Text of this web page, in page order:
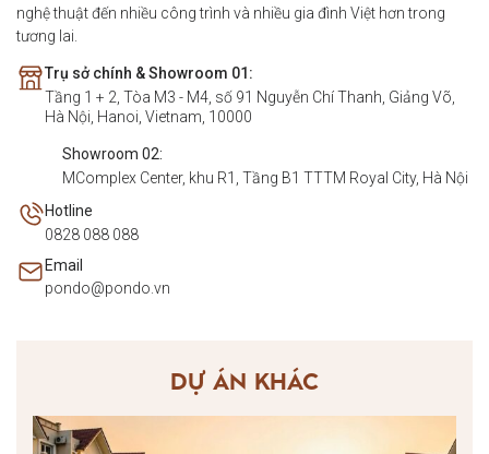
DỰ ÁN KHÁC
nghệ thuật đến nhiều công trình và nhiều gia đình Việt hơn trong
tương lai.
Trụ sở chính & Showroom 01:
Tầng 1 + 2, Tòa M3 - M4, số 91 Nguyễn Chí Thanh, Giảng Võ,
Hà Nội, Hanoi, Vietnam, 10000
Showroom 02:
MComplex Center, khu R1, Tầng B1 TTTM Royal City, Hà Nội
Hotline
0828 088 088
Email
pondo@pondo.vn